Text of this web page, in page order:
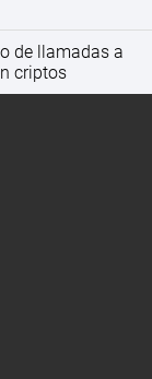
de llamadas a
criptos